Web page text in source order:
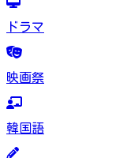
ドラマ
映画祭
韓国語